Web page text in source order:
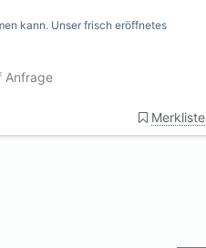
kann. Unser frisch eröffnetes
Anfrage
Merkliste